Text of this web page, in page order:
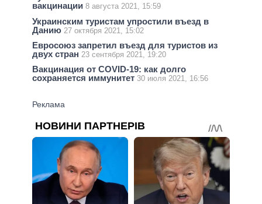
вакцинации 8 августа 2021, 15:59
Украинским туристам упростили въезд в
Данию 27 октября 2021, 15:02
Евросоюз запретил въезд для туристов из
двух стран 23 сентября 2021, 19:20
Вакцинация от COVID-19: как долго
сохраняется иммунитет 30 июля 2021, 16:56